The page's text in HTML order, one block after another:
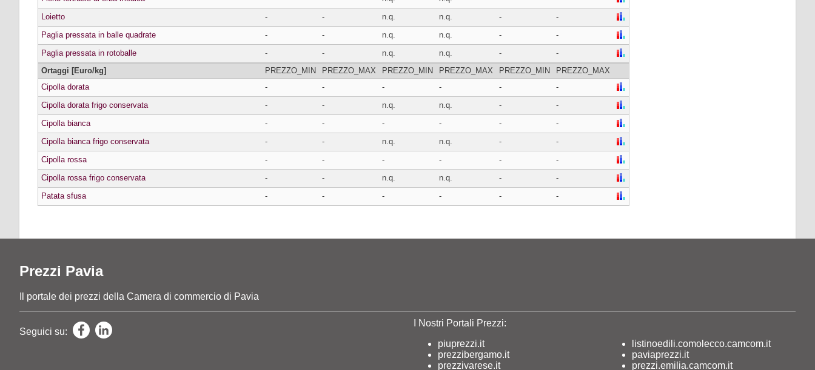
Loietto
- - n.q. n.q. -
-
Paglia pressata in balle quadrate
- - n.q. n.q. -
-
Paglia pressata in rotoballe
- - n.q. n.q. -
-
Ortaggi [Euro/kg]
PREZZO_MIN PREZZO_MAX PREZZO_MIN PREZZO_MAX PREZZO_MIN
PREZZO_MAX
Cipolla dorata
- - - - -
-
Cipolla dorata frigo conservata
- - n.q. n.q. -
-
Cipolla bianca
- - - - -
-
Cipolla bianca frigo conservata
- - n.q. n.q. -
-
Cipolla rossa
- - - - -
-
Cipolla rossa frigo conservata
- - n.q. n.q. -
-
Patata sfusa
- - - - - -
Prezzi Pavia
Il portale dei prezzi della Camera di commercio di Pavia
Seguici su:
I Nostri Portali Prezzi:
piuprezzi.it
prezzibergamo.it
prezzivarese.it
listinoedili.comolecco.camcom.it
paviaprezzi.it
prezzi.emilia.camcom.it